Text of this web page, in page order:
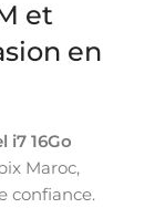
et
en
i7 16Go
Maroc,
confiance.